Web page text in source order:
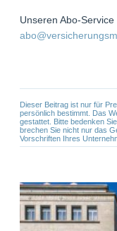
Unseren Abo-
Dieser Beitrag ist nur für
persönlich bestimmt. Das
gestattet. Bitte bedenken
brechen Sie nicht nur das
Vorschriften Ihres